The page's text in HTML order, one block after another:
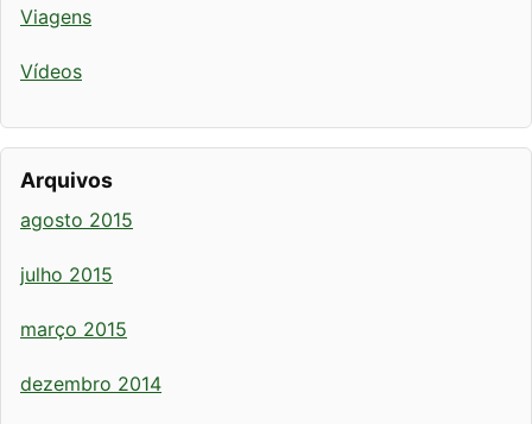
Viagens
Vídeos
Arquivos
agosto 2015
julho 2015
março 2015
dezembro 2014